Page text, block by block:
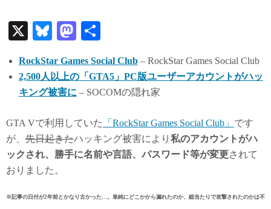
X
Bl
sk
y
M
to
do
RockStar Games Social Club– RockStar Games Social Club
2,500人以上の「GTA5」PC版ユーザーアカウントがハッ
キング被害に – SOCOMの隠れ家
GTA Vで利用していた 「RockStar Games Social Club」 です
が、 先日起きたハッキング被害により 私のアカウントがハ
ックされ、勝手に名前や言語、パスワード等が変更されて
おりました。
※記事の日付が2年前とかなり古かった…。単純にどこかから漏れたのか、総当たりで攻撃されたのかは不